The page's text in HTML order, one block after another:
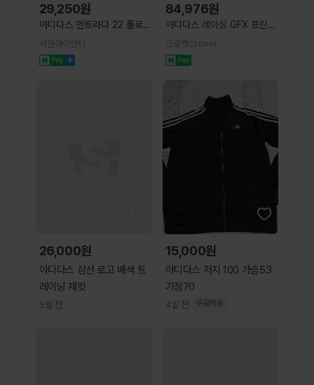
29,250원
아디다스 엔트라다 22 폴로
반팔티 카라티셔츠
서현아이엔티
84,976원
아디다스 레이싱 GFX 프린팅
반팔 티셔츠 브라운 화이트 2
컬러 LD6516 LD6517
크로켓Croket
26,000원
아디다스 삼선 로고 배색 트
레이닝 재킷
5일 전
15,000원
아디다스 저지 100 가슴53
기장70
4일 전 무료배송